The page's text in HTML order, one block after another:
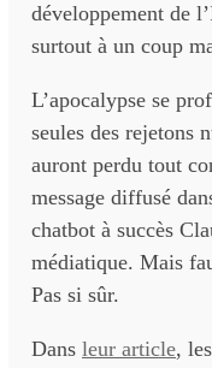
développement de
surtout à un coup
L’apocalypse se
seules des rejetons
auront perdu tout
message diffusé
chatbot à succès
médiatique. Mais
Pas si sûr.
Dans leur article,